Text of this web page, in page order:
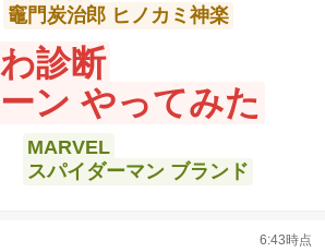
診断
ン やってみた
竈門炭治郎 ヒノカミ神楽
MARVEL
スパイダーマン ブランド
6:43時点